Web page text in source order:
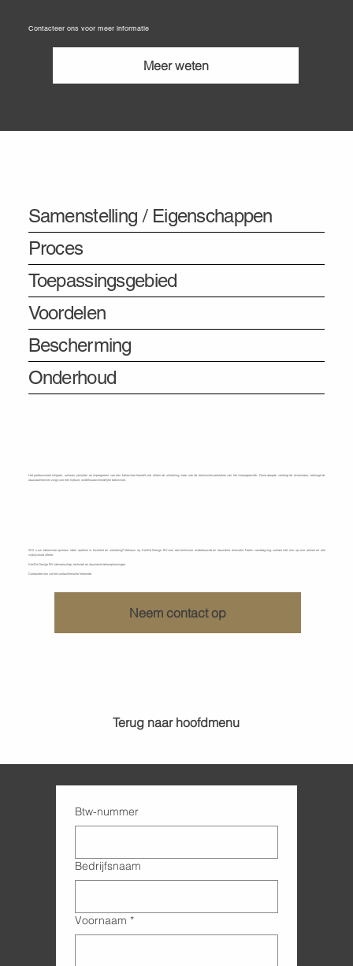
Contacteer ons voor meer informatie
Meer weten
Samenstelling / Eigenschappen
Proces
Toepassingsgebied
Voordelen
Bescherming
Onderhoud
Het professioneel strippen, schuren, polijsten en impregneren van een betonvloer herstelt niet alleen de uitstraling, maar ook de technische prestaties van het vloeroppervlak. Deze aanpak verlengt de levensduur, verhoogt de
duurzaamheid en zorgt voor een tijdloze, onderhoudsvriendelijke betonvloer.
Wilt u uw betonvloer opnieuw laten spreken in kwaliteit en uitstraling? Vertrouw op KenDa Design BV voor een technisch onderbouwde en duurzame renovatie. Neem vandaag nog contact met ons op voor advies en een
vrijblijvende offerte.
KenDa Design BV vakmanschap, techniek en duurzame betonoplossingen.
Contacteer ons via het contactformulier hieronder.
Neem contact op
Terug naar hoofdmenu
Btw-nummer
Bedrijfsnaam
Voornaam *